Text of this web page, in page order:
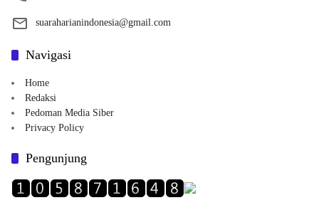
suaraharianindonesia@gmail.com
Navigasi
Home
Redaksi
Pedoman Media Siber
Privacy Policy
Pengunjung